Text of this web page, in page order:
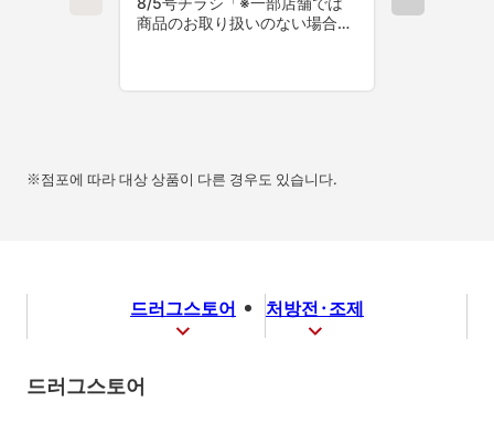
※점포에 따라 대상 상품이 다른 경우도 있습니다.
드러그스토어 처방전·조제
드러그스토어